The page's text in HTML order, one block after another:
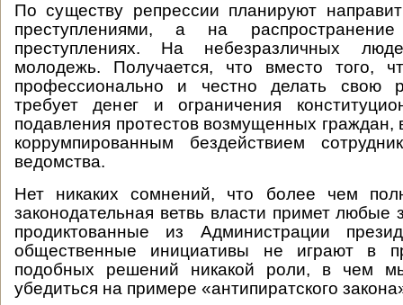
По существу репрессии планируют
преступлениями, а на
преступлениях. На небезразличных
молодежь. Получается, что вместо того,
профессионально и честно делать свою
требует денег и ограничения
подавления протестов возмущенных
коррумпированным бездействием
ведомства.
Нет никаких сомнений, что более чем
законодательная ветвь власти примет
продиктованные из Администрации
общественные инициативы не играют в
подобных решений никакой роли, в чем
убедиться на примере «антипиратского